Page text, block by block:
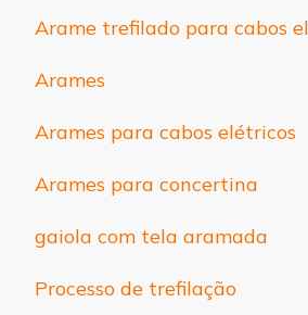
Arame trefilado para cabos
Arames
Arames para cabos elétricos
Arames para concertina
gaiola com tela aramada
Processo de trefilação